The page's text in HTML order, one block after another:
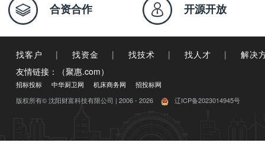
合资合作 开源开放
找客户 | 找资金 | 找技术 | 找人才 |
解决
友情链接：（聚惠.com）
招标投标 中华厨卫网 机床商务网
招投标网
版权所有© 沈阳财富科技有限公司 | 2006 - 2026
辽ICP备2023014945号